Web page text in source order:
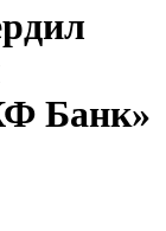
Банк»